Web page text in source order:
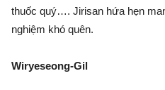
thuốc quý…. Jirisan hứa hẹn
nghiệm khó quên.
Wiryeseong-Gil